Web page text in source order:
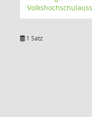
1 Satz